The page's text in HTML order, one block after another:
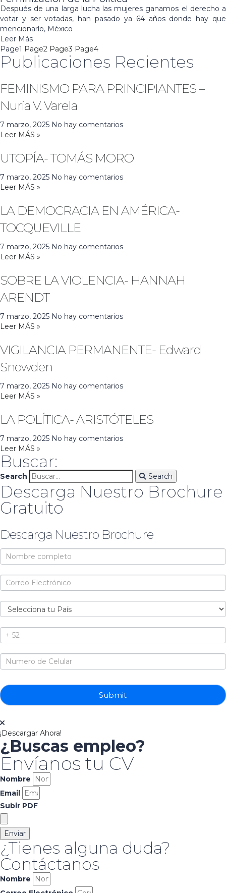
Después de una larga lucha las mujeres ganamos el derecho a
votar y ser votadas, han pasado ya 64 años donde hay que
mencionarlo, México
Leer Más
Page1 Page2 Page3 Page4
Publicaciones Recientes
FEMINISMO PARA PRINCIPIANTES –
Nuria V. Varela
7 marzo, 2025 No hay comentarios
Leer MÁS »
UTOPÍA- TOMÁS MORO
7 marzo, 2025 No hay comentarios
Leer MÁS »
LA DEMOCRACIA EN AMÉRICA-
TOCQUEVILLE
7 marzo, 2025 No hay comentarios
Leer MÁS »
SOBRE LA VIOLENCIA- HANNAH
ARENDT
7 marzo, 2025 No hay comentarios
Leer MÁS »
VIGILANCIA PERMANENTE- Edward
Snowden
7 marzo, 2025 No hay comentarios
Leer MÁS »
LA POLÍTICA- ARISTÓTELES
7 marzo, 2025 No hay comentarios
Leer MÁS »
Buscar:
Search Search
Descarga Nuestro Brochure
Gratuito
Descarga Nuestro Brochure
Brochure
Submit
¡Descargar Ahora!
¿Buscas empleo?
Envíanos tu CV
Nombre
Email
Subir PDF
Enviar
¿Tienes alguna duda?
Contáctanos
Nombre